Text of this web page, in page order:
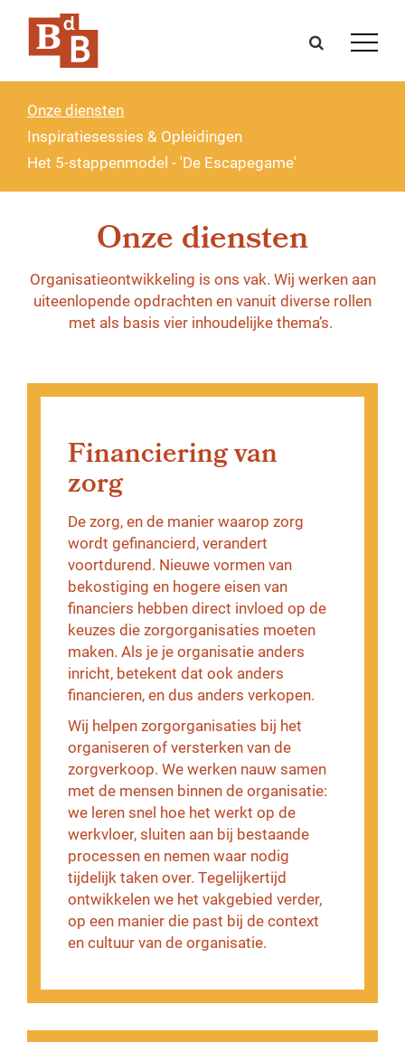
Onze diensten
Inspiratiesessies & Opleidingen
Het 5-stappenmodel - 'De Escapegame'
Onze diensten
Organisatieontwikkeling is ons vak. Wij werken aan
uiteenlopende opdrachten en vanuit diverse rollen
met als basis vier inhoudelijke thema’s.
Financiering van
zorg
De zorg, en de manier waarop zorg
wordt gefinancierd, verandert
voortdurend. Nieuwe vormen van
bekostiging en hogere eisen van
financiers hebben direct invloed op de
keuzes die zorgorganisaties moeten
maken. Als je je organisatie anders
inricht, betekent dat ook anders
financieren, en dus anders verkopen.
Wij helpen zorgorganisaties bij het
organiseren of versterken van de
zorgverkoop. We werken nauw samen
met de mensen binnen de organisatie:
we leren snel hoe het werkt op de
werkvloer, sluiten aan bij bestaande
processen en nemen waar nodig
tijdelijk taken over. Tegelijkertijd
ontwikkelen we het vakgebied verder,
op een manier die past bij de context
en cultuur van de organisatie.